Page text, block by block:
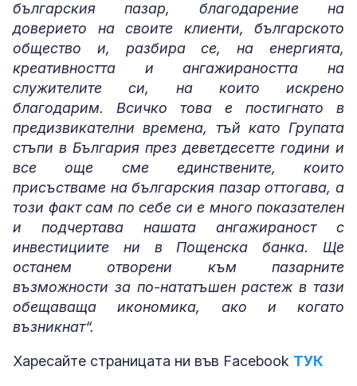
българския пазар, благодарение на
доверието на своите клиенти, българското
общество и, разбира се, на енергията,
креативността и ангажираността на
служителите си, на които искрено
благодарим. Всичко това е постигнато в
предизвикателни времена, тъй като Групата
стъпи в България през деветдесетте години и
все още сме единствените, които
присъстваме на българския пазар оттогава, а
този факт сам по себе си е много показателен
и подчертава нашата ангажираност с
инвестициите ни в Пощенска банка. Ще
останем отворени към пазарните
възможности за по-нататъшен растеж в тази
обещаваща икономика, ако и когато
възникнат“.
Харесайте страницата ни във Facebook ТУК